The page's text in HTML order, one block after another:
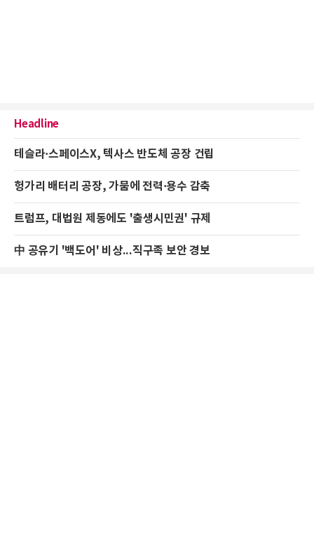
Headline
테슬라·스페이스X, 텍사스 반도체 공장 건립
헝가리 배터리 공장, 가뭄에 전력·용수 감축
트럼프, 대법원 제동에도 '출생시민권' 규제
中 공유기 '백도어' 비상...직구족 보안 경보